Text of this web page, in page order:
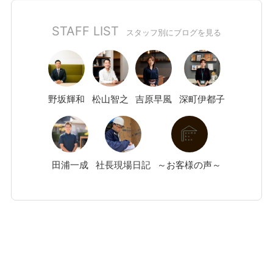
STAFF LIST スタッフ別にブログを見る
野坂輝和 松山智之 吉原早風 深町伊都子
田浦一成 社長現場日記 ～お客様の声～